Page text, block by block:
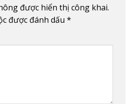
được hiển thị công khai.
được đánh dấu *